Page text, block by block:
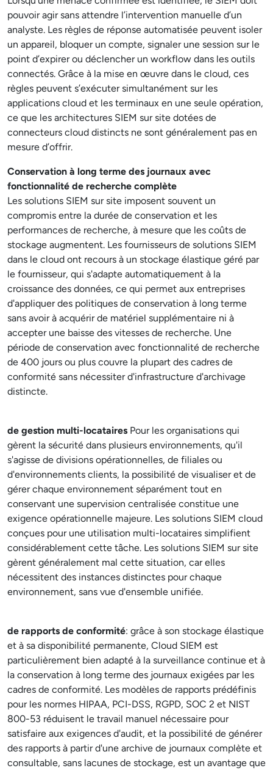
pouvoir agir sans attendre l’intervention manuelle d’un
analyste. Les règles de réponse automatisée peuvent isoler
un appareil, bloquer un compte, signaler une session sur le
point d’expirer ou déclencher un workflow dans les outils
connectés. Grâce à la mise en œuvre dans le cloud, ces
règles peuvent s’exécuter simultanément sur les
applications cloud et les terminaux en une seule opération,
ce que les architectures SIEM sur site dotées de
connecteurs cloud distincts ne sont généralement pas en
mesure d’offrir.
Conservation à long terme des journaux avec
fonctionnalité de recherche complète
Les solutions SIEM sur site imposent souvent un
compromis entre la durée de conservation et les
performances de recherche, à mesure que les coûts de
stockage augmentent. Les fournisseurs de solutions SIEM
dans le cloud ont recours à un stockage élastique géré par
le fournisseur, qui s'adapte automatiquement à la
croissance des données, ce qui permet aux entreprises
d'appliquer des politiques de conservation à long terme
sans avoir à acquérir de matériel supplémentaire ni à
accepter une baisse des vitesses de recherche. Une
période de conservation avec fonctionnalité de recherche
de 400 jours ou plus couvre la plupart des cadres de
conformité sans nécessiter d'infrastructure d'archivage
distincte.
de gestion multi-locataires Pour les organisations qui
gèrent la sécurité dans plusieurs environnements, qu'il
s'agisse de divisions opérationnelles, de filiales ou
d'environnements clients, la possibilité de visualiser et de
gérer chaque environnement séparément tout en
conservant une supervision centralisée constitue une
exigence opérationnelle majeure. Les solutions SIEM cloud
conçues pour une utilisation multi-locataires simplifient
considérablement cette tâche. Les solutions SIEM sur site
gèrent généralement mal cette situation, car elles
nécessitent des instances distinctes pour chaque
environnement, sans vue d'ensemble unifiée.
de rapports de conformité: grâce à son stockage élastique
et à sa disponibilité permanente, Cloud SIEM est
particulièrement bien adapté à la surveillance continue et à
la conservation à long terme des journaux exigées par les
cadres de conformité. Les modèles de rapports prédéfinis
pour les normes HIPAA, PCI-DSS, RGPD, SOC 2 et NIST
800-53 réduisent le travail manuel nécessaire pour
satisfaire aux exigences d'audit, et la possibilité de générer
des rapports à partir d'une archive de journaux complète et
consultable, sans lacunes de stockage, est un avantage que